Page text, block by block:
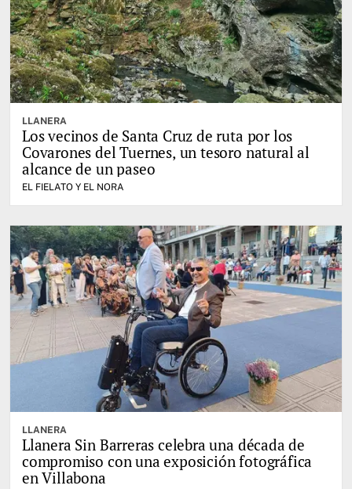
LLANERA
Los vecinos de Santa Cruz de ruta por los
Covarones del Tuernes, un tesoro natural al
alcance de un paseo
EL FIELATO Y EL NORA
LLANERA
Llanera Sin Barreras celebra una década de
compromiso con una exposición fotográfica
en Villabona